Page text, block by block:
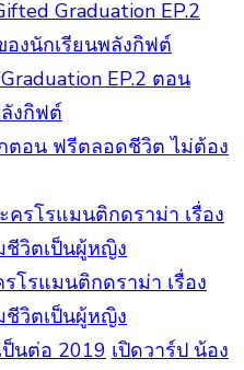
EP.2 ตอน
งกิฟต์
ตอน ฟรีตลอดชีวิต ไม่ต้อง
รโรแมนติกดราม่า เรื่อง
ชีวิตเป็นผู้หญิง
เปิดวาร์ป น้อง